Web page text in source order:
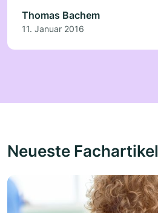
Thomas Bachem
11. Januar 2016
Neueste Fachartikel